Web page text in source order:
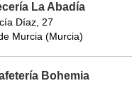
La Abadía
Díaz, 27
Murcia (Murcia)
Bohemia